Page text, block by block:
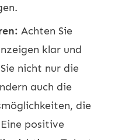
Achten Sie
klar und
nicht nur die
auch die
die
positive